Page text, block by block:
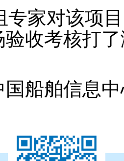
家对该项
验收考核打
国船舶信息